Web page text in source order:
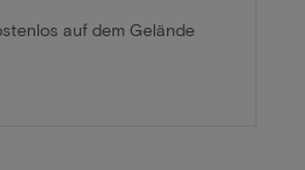
auf dem Gelände